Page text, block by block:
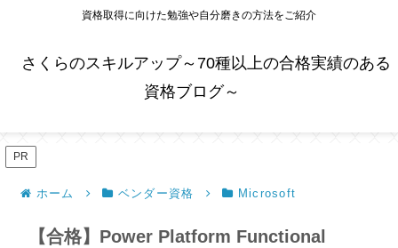
資格取得に向けた勉強や自分磨きの方法をご紹介
さくらのスキルアップ～70種以上の合格実績のある
資格ブログ～
PR
ホーム ベンダー資格 Microsoft
【合格】Power Platform Functional